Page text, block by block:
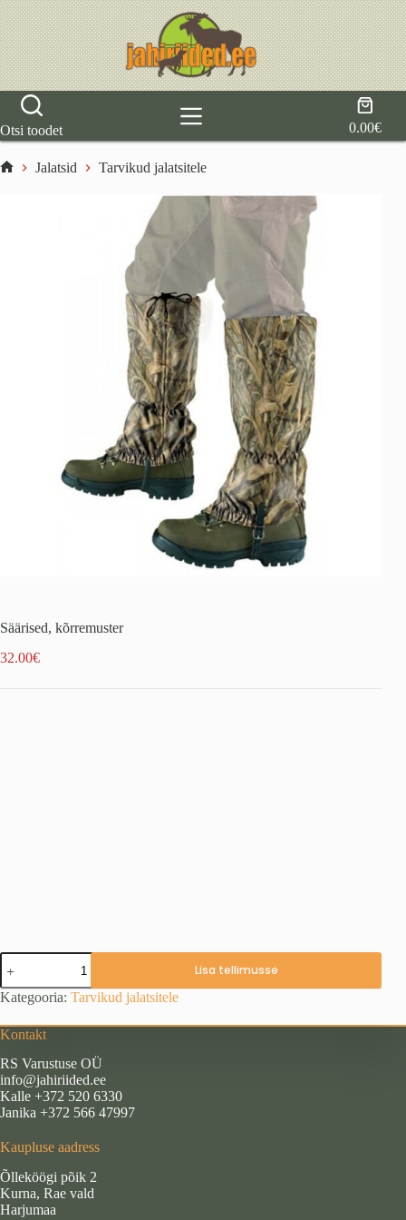
Skip
to
content
Otsi toodet
cart
0.00€
Jalatsid Tarvikud jalatsitele
Säärised, kõrremuster
32.00€
Säärised,
kõrremuster
kogus
Lisa tellimusse
Kategooria: Tarvikud jalatsitele
Kontakt
RS Varustuse OÜ
info@jahiriided.ee
Kalle +372 520 6330
Janika +372 566 47997
Kaupluse aadress
Õlleköögi põik 2
Kurna, Rae vald
Harjumaa